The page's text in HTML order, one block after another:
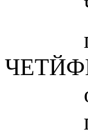
пОБ
оП
пОБ